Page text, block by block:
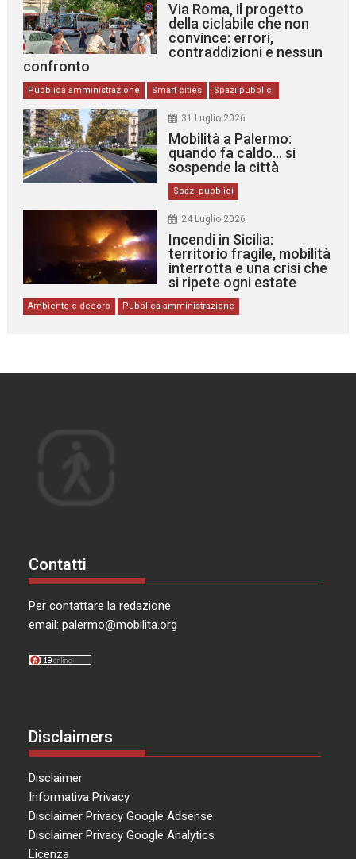
Via Roma, il progetto
della ciclabile che non
convince: errori,
contraddizioni e nessun
confronto
Pubblica amministrazione Smart cities Spazi pubblici
31 Luglio 2026
Mobilità a Palermo:
quando fa caldo… si
sospende la città
Spazi pubblici
24 Luglio 2026
Incendi in Sicilia:
territorio fragile, mobilità
interrotta e una crisi che
si ripete ogni estate
Ambiente e decoro Pubblica amministrazione
Contatti
Per contattare la redazione
email:palermo@mobilita.org
Disclaimers
Disclaimer
Informativa Privacy
Disclaimer Privacy Google Adsense
Disclaimer Privacy Google Analytics
Licenza